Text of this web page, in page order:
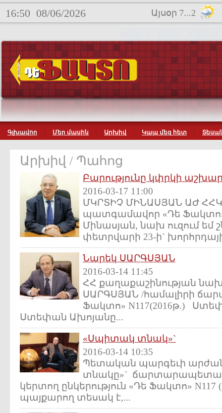
16:50 08/06/2026 Այսօր 7...2
Գլխավոր Մեր մասին Արխիվ Կապ մեզ հետ
Արխիվ / Պահոց
Բարությունը կփրկի
2016-03-17 11:00
ՄԿՐՏԻՉ ՄԻՆԱՍՅԱՆ ԱԺ
պատգամավոր «Դե Ֆակտո»
Մինասյան, նախ ուզում եմ
փետրվարի 23-ի`
Նարեկ ՍԱՐԳՍՅԱՆ
2016-03-14 11:45
ՀՀ քաղաքաշինության
ՍԱՐԳՍՅԱՆ /համալիրի
Ֆակտո» N117(2016թ.)
Ստեփան Ախոյանը...
«Սպիտակ տնակ»`
2016-03-14 10:35
Պետական պարգեւի
տնակը»`
կերտող ընկերություն «Դե Ֆակտո» N117
պայքարող տեսակ է,...